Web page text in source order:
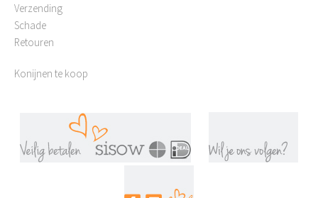
Verzending
Schade
Retouren
Konijnen te koop